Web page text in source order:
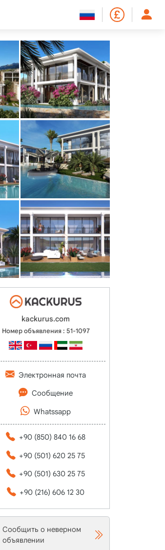
kackurus.com
Номер объявления : 51-1097
Электронная почта
Сообщение
Whatssapp
+90 (850) 840 16 68
+90 (501) 620 25 75
+90 (501) 630 25 75
+90 (216) 606 12 30
Сообщить о неверном
объявлении